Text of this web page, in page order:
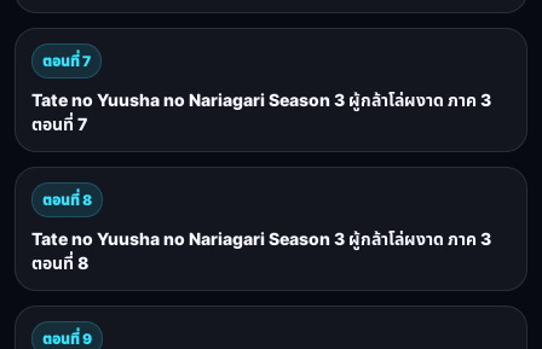
ตอนที่ 7
Tate no Yuusha no Nariagari Season 3 ผู้กล้าโล่ผงาด ภาค 3
ตอนที่ 7
ตอนที่ 8
Tate no Yuusha no Nariagari Season 3 ผู้กล้าโล่ผงาด ภาค 3
ตอนที่ 8
ตอนที่ 9